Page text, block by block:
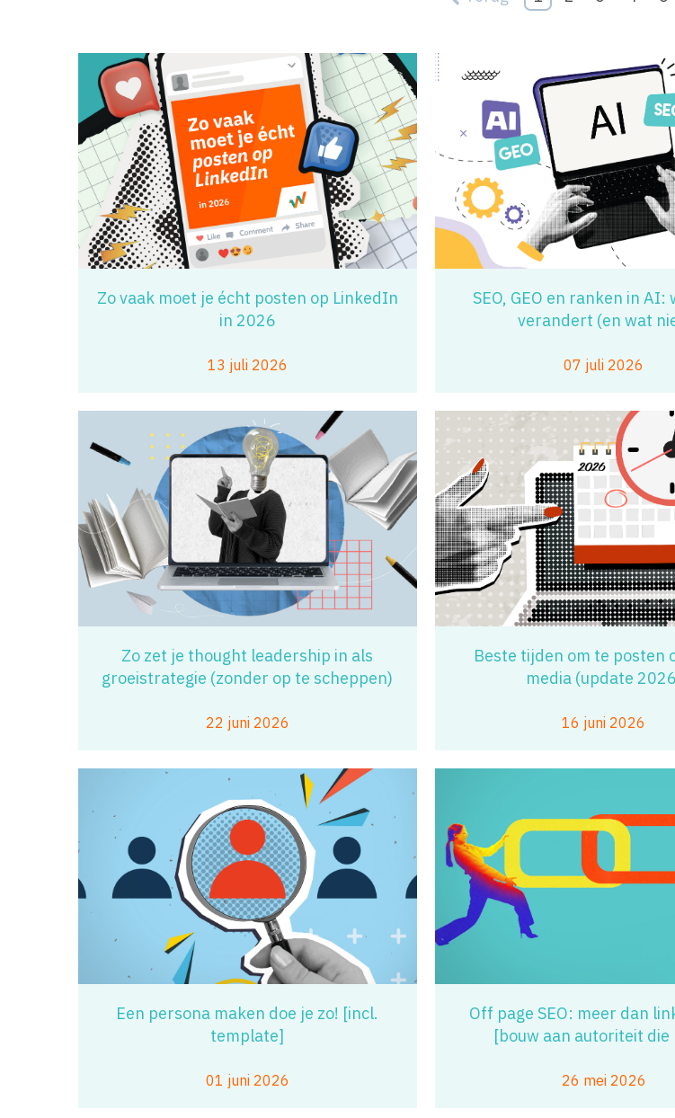
Zo vaak moet je écht posten op LinkedIn
in 2026
13 juli 2026
SEO, GEO en ranken in AI:
verandert (en wat
07 juli 2026
Zo zet je thought leadership in als
groeistrategie (zonder op te scheppen)
22 juni 2026
Beste tijden om te posten
media (update
16 juni 2026
Een persona maken doe je zo! [incl.
template]
01 juni 2026
Off page SEO: meer dan
[bouw aan autoriteit
26 mei 2026